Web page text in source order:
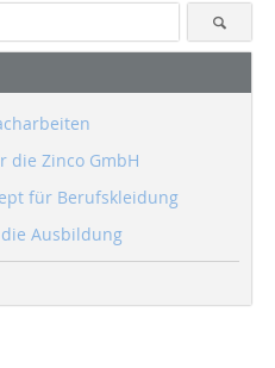
die Zinco GmbH
für Berufskleidung
Ausbildung